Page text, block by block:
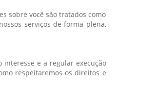
sobre você são tratados como
serviços de forma plena,
e a regular execução
respeitaremos os direitos e